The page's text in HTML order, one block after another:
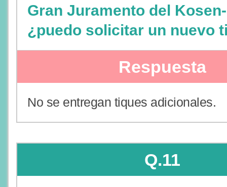
Gran Juramento del
¿puedo solicitar un nuevo
Respuesta
No se entregan tiques adicionales.
Q.11